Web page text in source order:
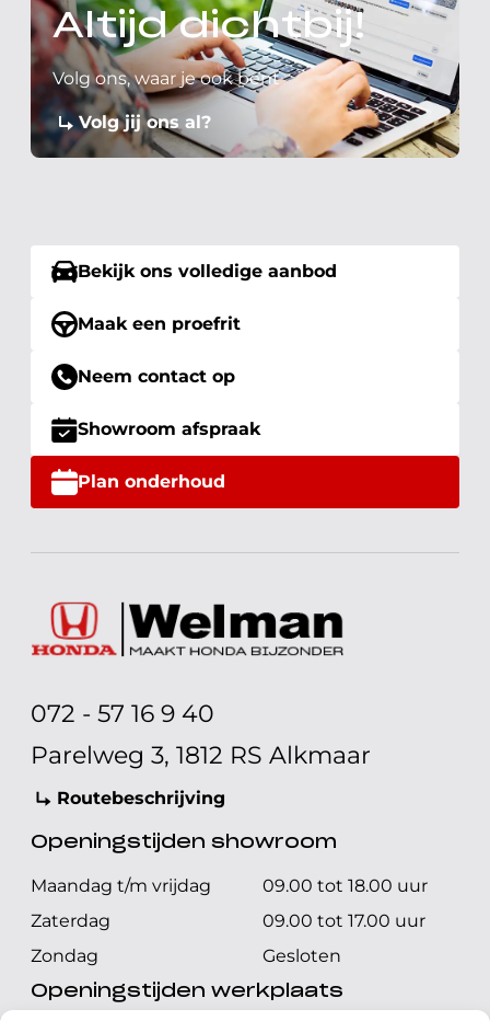
Altijd dichtbij!
Volg ons, waar je ook bent
Volg jij ons al?
Bekijk ons volledige aanbod
Maak een proefrit
Neem contact op
Showroom afspraak
Plan onderhoud
072 - 57 16 9 40
Parelweg 3, 1812 RS Alkmaar
Routebeschrijving
Openingstijden showroom
Maandag t/m vrijdag
09.00 tot 18.00 uur
Zaterdag
09.00 tot 17.00 uur
Zondag
Gesloten
Openingstijden werkplaats